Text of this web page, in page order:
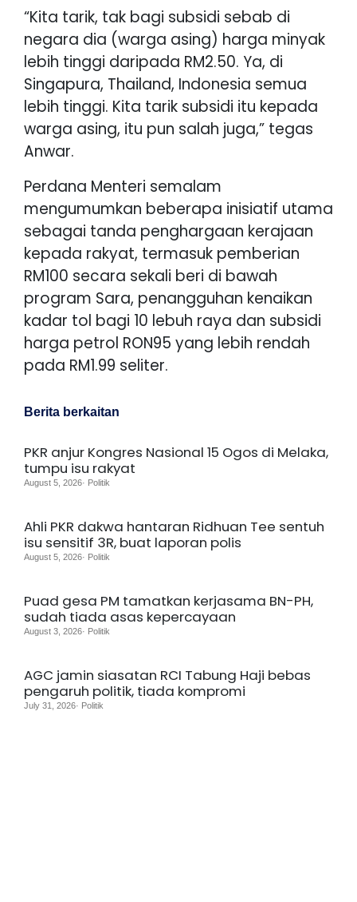
“Kita tarik, tak bagi subsidi sebab di
negara dia (warga asing) harga minyak
lebih tinggi daripada RM2.50. Ya, di
Singapura, Thailand, Indonesia semua
lebih tinggi. Kita tarik subsidi itu kepada
warga asing, itu pun salah juga,” tegas
Anwar.
Perdana Menteri semalam
mengumumkan beberapa inisiatif utama
sebagai tanda penghargaan kerajaan
kepada rakyat, termasuk pemberian
RM100 secara sekali beri di bawah
program Sara, penangguhan kenaikan
kadar tol bagi 10 lebuh raya dan subsidi
harga petrol RON95 yang lebih rendah
pada RM1.99 seliter.
Berita berkaitan
PKR anjur Kongres Nasional 15 Ogos di Melaka,
tumpu isu rakyat
August 5, 2026· Politik
Ahli PKR dakwa hantaran Ridhuan Tee sentuh
isu sensitif 3R, buat laporan polis
August 5, 2026· Politik
Puad gesa PM tamatkan kerjasama BN-PH,
sudah tiada asas kepercayaan
August 3, 2026· Politik
AGC jamin siasatan RCI Tabung Haji bebas
pengaruh politik, tiada kompromi
July 31, 2026· Politik